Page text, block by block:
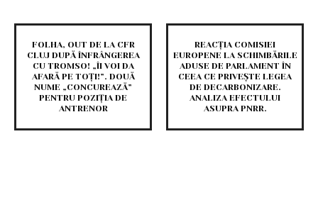
FOLHA, OUT DE LA CFR
CLUJ DUPĂ ÎNFRÂNGEREA
CU TROMSO! „ÎI VOI DA
AFARĂ PE TOȚI!”. DOUĂ
NUME „CONCUREAZĂ”
PENTRU POZIȚIA DE
ANTRENOR
REACȚIA COMISIEI
EUROPENE LA SCHIMBĂRILE
ADUSE DE PARLAMENT ÎN
CEEA CE PRIVEȘTE LEGEA
DE DECARBONIZARE.
ANALIZA EFECTULUI
ASUPRA PNRR.